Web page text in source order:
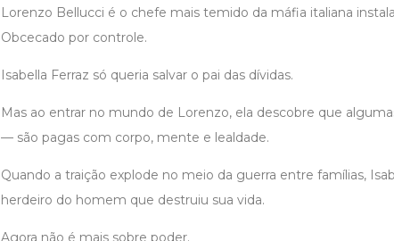
Lorenzo Bellucci é o chefe mais temido da máfia italiana
Obcecado por controle.
Isabella Ferraz só queria salvar o pai das dívidas.
Mas ao entrar no mundo de Lorenzo, ela descobre que
— são pagas com corpo, mente e lealdade.
Quando a traição explode no meio da guerra entre famílias,
herdeiro do homem que destruiu sua vida.
Agora não é mais sobre poder.